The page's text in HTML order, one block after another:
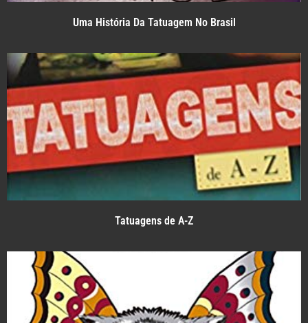
Uma História Da Tatuagem No Brasil
Tatuagens de A-Z